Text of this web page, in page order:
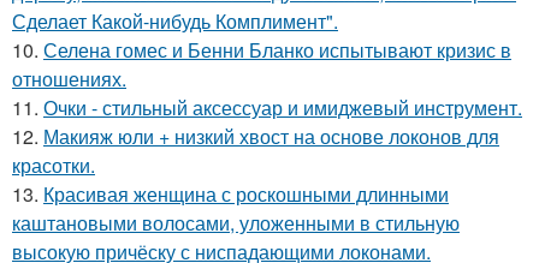
Сделает Какой-нибудь Комплимент".
10. Селена гомес и Бенни Бланко испытывают кризис в
отношениях.
11. Очки - стильный аксессуар и имиджевый инструмент.
12. Макияж юли + низкий хвост на основе локонов для
красотки.
13. Красивая женщина с роскошными длинными
каштановыми волосами, уложенными в стильную
высокую причёску с ниспадающими локонами.